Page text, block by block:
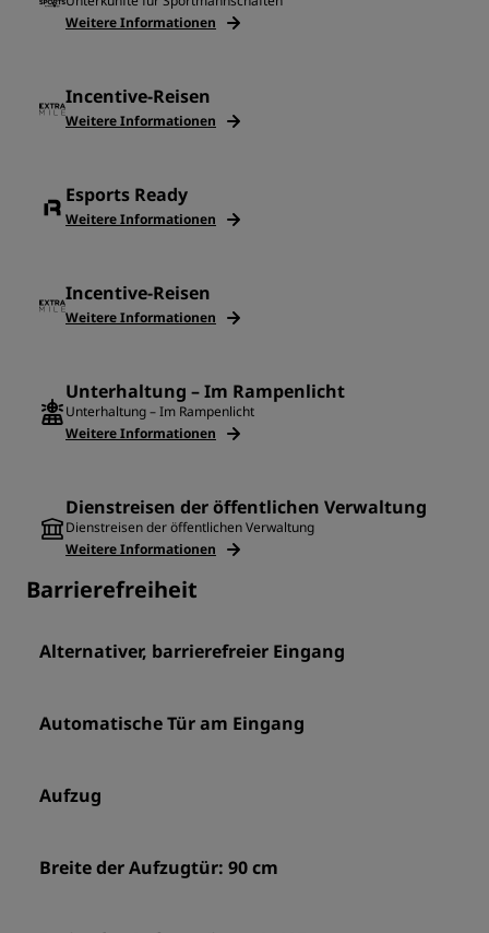
Weitere Informationen
Incentive-Reisen
Weitere Informationen
Esports Ready
Weitere Informationen
Incentive-Reisen
Weitere Informationen
Unterhaltung – Im Rampenlicht
Unterhaltung – Im Rampenlicht
Weitere Informationen
Dienstreisen der öffentlichen Verwaltung
Dienstreisen der öffentlichen Verwaltung
Weitere Informationen
Barrierefreiheit
Alternativer, barrierefreier Eingang
Automatische Tür am Eingang
Aufzug
Breite der Aufzugtür: 90 cm